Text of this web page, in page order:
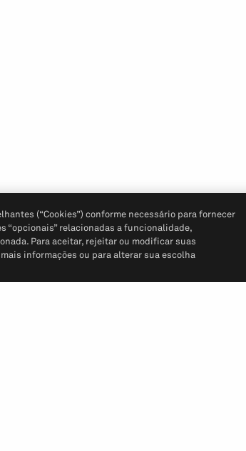
(“Cookies”) conforme necessário para fornecer
“opcionais” relacionadas a funcionalidade,
Para aceitar, rejeitar ou modificar suas
informações ou para alterar sua escolha